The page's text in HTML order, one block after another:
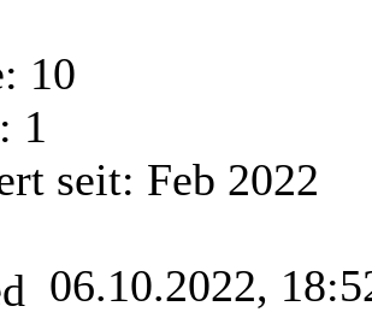
10
1
seit: Feb 2022
06.10.2022,